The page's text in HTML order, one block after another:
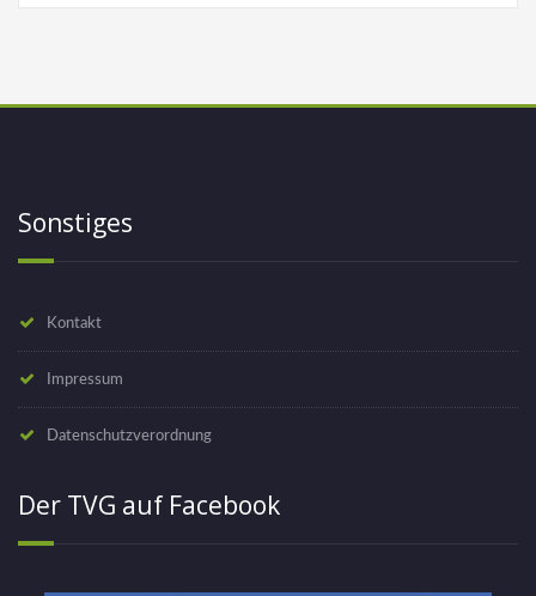
Sonstiges
Kontakt
Impressum
Datenschutzverordnung
Der TVG auf Facebook